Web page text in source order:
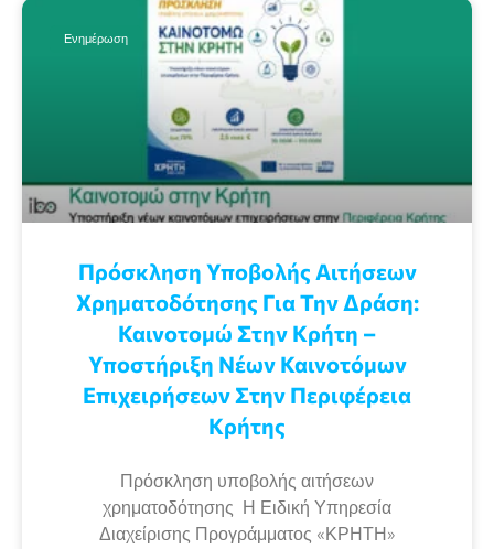
Ενημέρωση
Πρόσκληση Υποβολής Αιτήσεων
Χρηματοδότησης Για Την Δράση:
Καινοτομώ Στην Κρήτη –
Υποστήριξη Νέων Καινοτόμων
Επιχειρήσεων Στην Περιφέρεια
Κρήτης
Πρόσκληση υποβολής αιτήσεων
χρηματοδότησης Η Ειδική Υπηρεσία
Διαχείρισης Προγράμματος «ΚΡΗΤΗ»